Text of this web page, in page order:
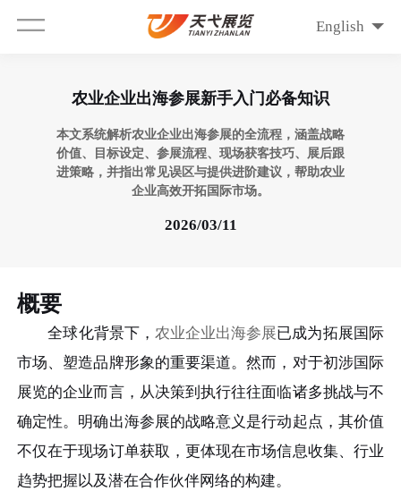
English
农业企业出海参展新手入门必备知识
本文系统解析农业企业出海参展的全流程，涵盖战略
价值、目标设定、参展流程、现场获客技巧、展后跟
进策略，并指出常见误区与提供进阶建议，帮助农业
企业高效开拓国际市场。
2026/03/11
概要
全球化背景下，农业企业出海参展已成为拓展国际
市场、塑造品牌形象的重要渠道。然而，对于初涉国际
展览的企业而言，从决策到执行往往面临诸多挑战与不
确定性。明确出海参展的战略意义是行动起点，其价值
不仅在于现场订单获取，更体现在市场信息收集、行业
趋势把握以及潜在合作伙伴网络的构建。